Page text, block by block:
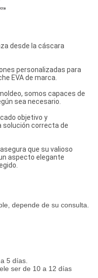
desde la cáscara
personalizadas para
EVA de marca.
somos capaces de
sea necesario.
objetivo y
solución correcta de
que su valioso
aspecto elegante
depende de su consulta.
5 días.
ser de 10 a 12 días